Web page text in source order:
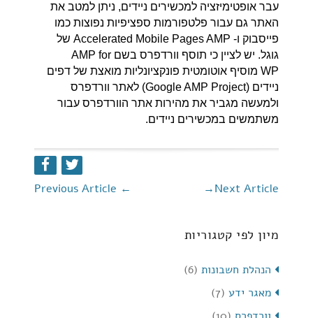
עבר אופטימיזציה למכשירים ניידים, ניתן למטב את
האתר גם עבור פלטפורמות ספציפיות נפוצות כמו
פייסבוק ו- Accelerated Mobile Pages AMP של
גוגל. יש לציין כי תוסף וורדפרס בשם AMP for
WP מוסיף אוטומטית פונקציונליות מואצת של דפים
ניידים (Google AMP Project) לאתר וורדפרס
ולמעשה מגביר את מהירות אתר הוורדפרס עבור
משתמשים במכשירים ניידים.
← Next Article
→
מיון לפי קטגוריות
הנהלת חשבונות (6)
מאגר ידע (7)